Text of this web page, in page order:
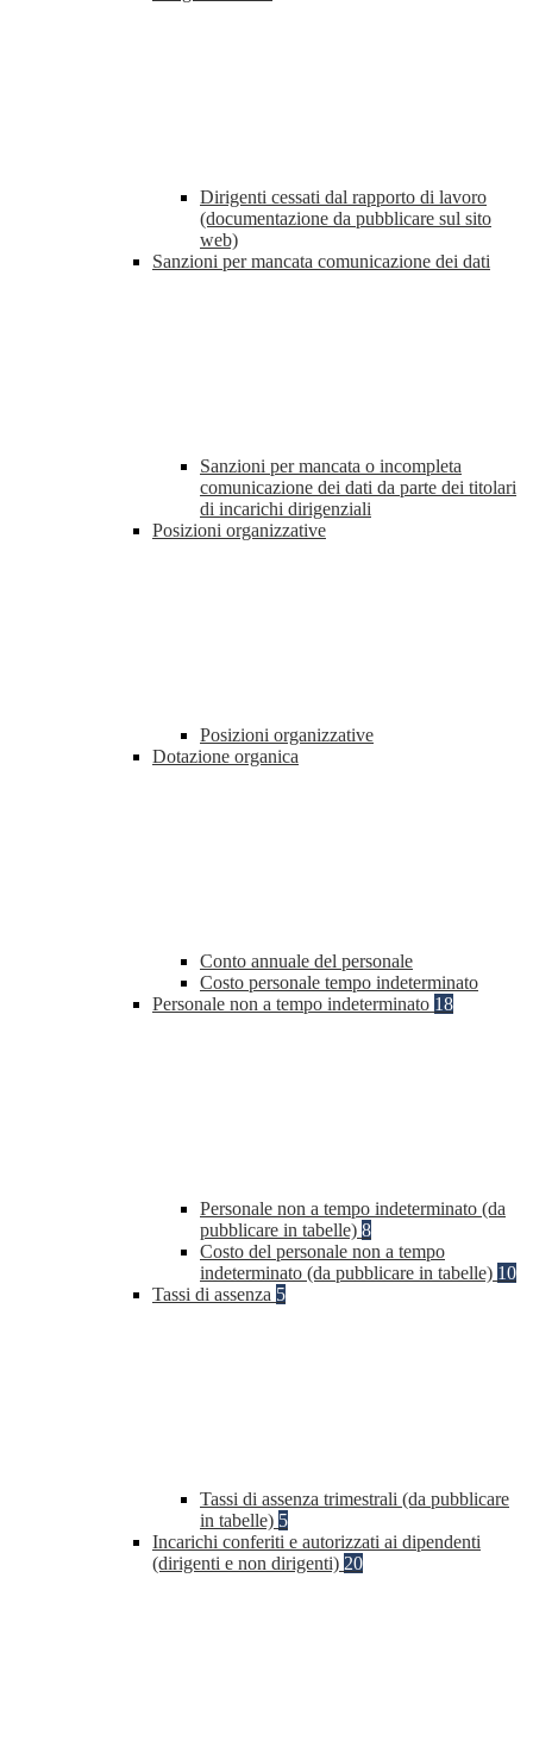
Dirigenti cessati dal rapporto di lavoro
(documentazione da pubblicare sul sito
web)
Sanzioni per mancata comunicazione dei dati
Sanzioni per mancata o incompleta
comunicazione dei dati da parte dei titolari
di incarichi dirigenziali
Posizioni organizzative
Posizioni organizzative
Dotazione organica
Conto annuale del personale
Costo personale tempo indeterminato
Personale non a tempo indeterminato 18
Personale non a tempo indeterminato (da
pubblicare in tabelle) 8
Costo del personale non a tempo
indeterminato (da pubblicare in tabelle) 10
Tassi di assenza 5
Tassi di assenza trimestrali (da pubblicare
in tabelle) 5
Incarichi conferiti e autorizzati ai dipendenti
(dirigenti e non dirigenti) 20